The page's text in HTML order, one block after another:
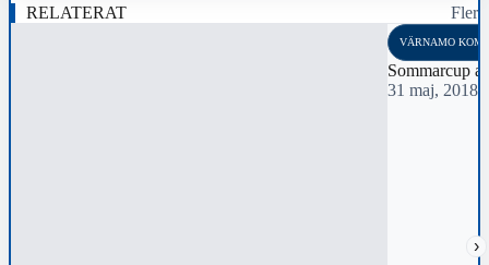
RELATERAT Fler
›
VÄRNAMO
Sommarcup
31 maj, 2018